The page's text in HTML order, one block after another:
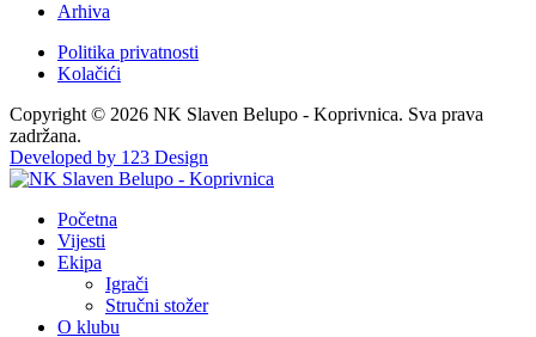
Arhiva
Politika privatnosti
Kolačići
Copyright © 2026 NK Slaven Belupo - Koprivnica. Sva prava
zadržana.
Developed by 123 Design
Početna
Vijesti
Ekipa
Igrači
Stručni stožer
O klubu